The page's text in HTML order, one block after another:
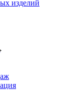
изделий